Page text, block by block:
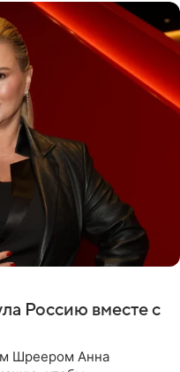
Россию вместе с
Шреером Анна